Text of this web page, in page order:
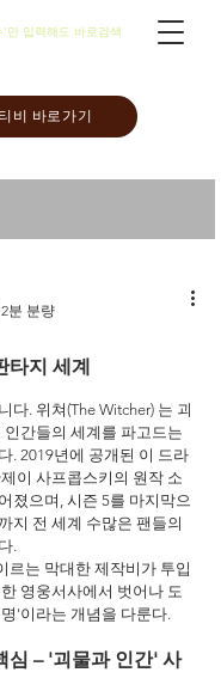
'만 입력해도 바로검색
비 바로가기
2분 분량
타지 세계
다. 위쳐(The Witcher) 는 괴
인간들의 세계를 파고드는
. 2019년에 공개된 이 드라
이 사프콥스키의 원작 소
졌으며, 시즌 5를 마지막으
지 전 세계 수많은 팬들의
.
르는 막대한 제작비가 투입
영웅서사에서 벗어나 도
'이라는 개념을 다룬다.
심 – '괴물과 인간' 사